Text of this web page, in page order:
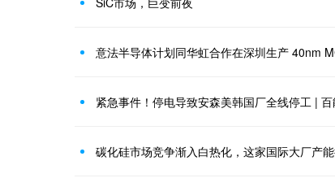
意法半导体计划同华虹合作在深圳生产 40nm
紧急事件！停电导致安森美韩国厂全线停工 |
碳化硅市场竞争渐入白热化，这家国际大厂产